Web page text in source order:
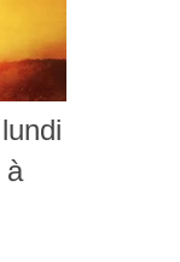
à